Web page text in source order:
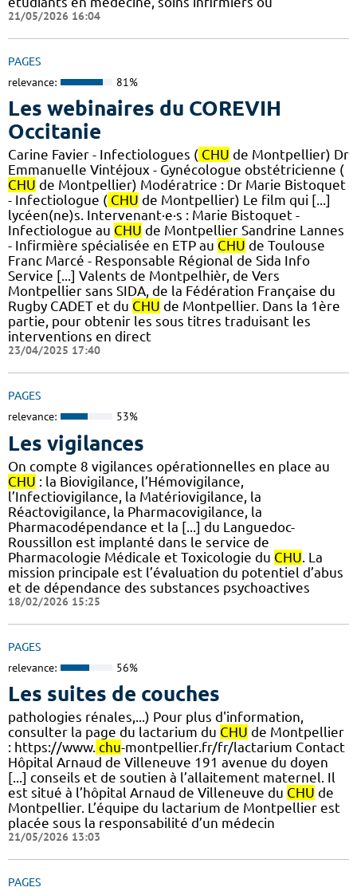
21/05/2026 16:04
PAGES
relevance: 81%
Les webinaires du COREVIH
Occitanie
Carine Favier - Infectiologues ( CHU de Montpellier) Dr
Emmanuelle Vintéjoux - Gynécologue obstétricienne (
CHU de Montpellier) Modératrice : Dr Marie Bistoquet
- Infectiologue ( CHU de Montpellier) Le film qui [...]
lycéen(ne)s. Intervenant·e·s : Marie Bistoquet -
Infectiologue au CHU de Montpellier Sandrine Lannes
- Infirmière spécialisée en ETP au CHU de Toulouse
Franc Marcé - Responsable Régional de Sida Info
Service [...] Valents de Montpelhièr, de Vers
Montpellier sans SIDA, de la Fédération Française du
Rugby CADET et du CHU de Montpellier. Dans la 1ère
partie, pour obtenir les sous titres traduisant les
interventions en direct
23/04/2025 17:40
PAGES
relevance: 53%
Les vigilances
On compte 8 vigilances opérationnelles en place au
CHU : la Biovigilance, l’Hémovigilance,
l’Infectiovigilance, la Matériovigilance, la
Réactovigilance, la Pharmacovigilance, la
Pharmacodépendance et la [...] du Languedoc-
Roussillon est implanté dans le service de
Pharmacologie Médicale et Toxicologie du CHU . La
mission principale est l’évaluation du potentiel d’abus
et de dépendance des substances psychoactives
18/02/2026 15:25
PAGES
relevance: 56%
Les suites de couches
pathologies rénales,...) Pour plus d'information,
consulter la page du lactarium du CHU de Montpellier
: https://www. chu-montpellier.fr/fr/lactarium Contact
Hôpital Arnaud de Villeneuve 191 avenue du doyen
[...] conseils et de soutien à l’allaitement maternel. Il
est situé à l’hôpital Arnaud de Villeneuve du CHU de
Montpellier. L’équipe du lactarium de Montpellier est
placée sous la responsabilité d’un médecin
21/05/2026 13:03
PAGES